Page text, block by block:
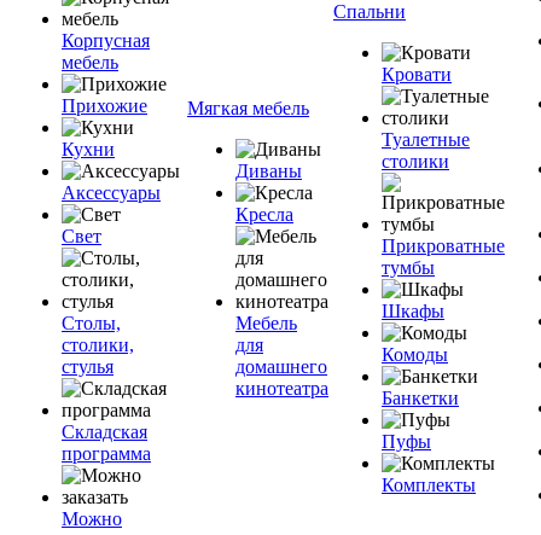
Корпусная
мебель
Прихожие
Кухни
Аксессуары
Свет
Столы,
столики,
стулья
Складская
программа
Можно
Мягкая мебель
Диваны
Кресла
Мебель
для
домашнего
кинотеатра
Спальни
Кровати
Туалетные
столики
Прикроватные
тумбы
Шкафы
Комоды
Банкетки
Пуфы
Комплекты